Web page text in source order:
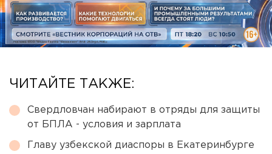
ЧИТАЙТЕ ТАКЖЕ:
Свердловчан набирают в отряды для защиты
от БПЛА - условия и зарплата
Главу узбекской диаспоры в Екатеринбурге